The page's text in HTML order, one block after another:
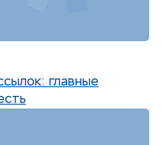
главные